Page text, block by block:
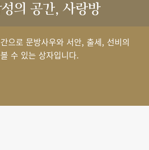
의 공간, 사랑방
으로 문방사우와 서안, 출세, 선비의
수 있는 상자입니다.